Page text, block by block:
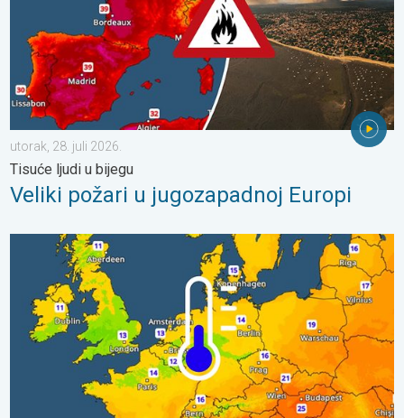
utorak, 28. juli 2026.
Tisuće ljudi u bijegu
Veliki požari u jugozapadnoj Europi
Hladnije noći pred nama. Zapadna-središnja Europa. . .